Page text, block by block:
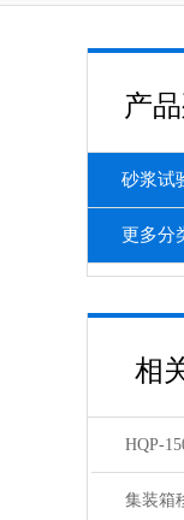
产
砂浆试
更多分
相